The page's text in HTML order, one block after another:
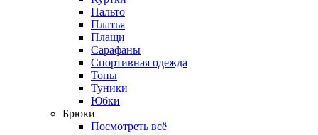
Пальто
Платья
Плащи
Сарафаны
Спортивная одежда
Топы
Туники
Юбки
Брюки
Посмотреть всё